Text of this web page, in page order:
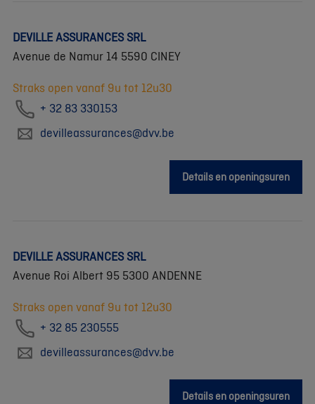
DEVILLE ASSURANCES SRL
Avenue de Namur 14 5590 CINEY
Straks open vanaf 9u tot 12u30
+ 32 83 330153
devilleassurances@dvv.be
Details en openingsuren
DEVILLE ASSURANCES SRL
Avenue Roi Albert 95 5300 ANDENNE
Straks open vanaf 9u tot 12u30
+ 32 85 230555
devilleassurances@dvv.be
Details en openingsuren